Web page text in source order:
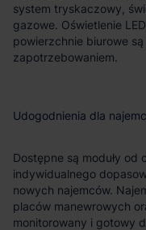
system tryskaczowy,
gazowe. Oświetlenie
powierzchnie biurowe
zapotrzebowaniem.
Udogodnienia dla
Dostępne są moduły od
indywidualnego
nowych najemców.
placów manewrowych
monitorowany i gotowy